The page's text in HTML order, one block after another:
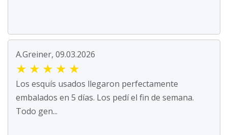
A.Greiner, 09.03.2026
★ ★ ★ ★ ★
Los esquís usados llegaron perfectamente
embalados en 5 días. Los pedí el fin de semana.
Todo gen...